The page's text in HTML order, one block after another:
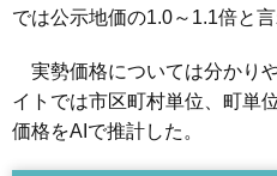
では公示地価の1.0～1.1倍と言
実勢価格については分かり
イトでは市区町村単位、町単
価格をAIで推計した。